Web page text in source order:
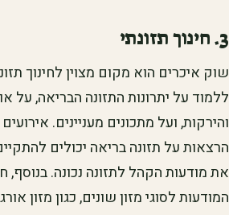
3. חינוך תזונתי
שוק איכרים הוא מקום מצוין לחינוך
ללמוד על יתרונות התזונה הבריאה, על
והירקות, ועל מתכונים מעניינים.
הרצאות על תזונה בריאה יכולים
את מודעות הקהל לתזונה נכונה. בנוסף,
המודעות לסוגי מזון שונים, כגון מזון